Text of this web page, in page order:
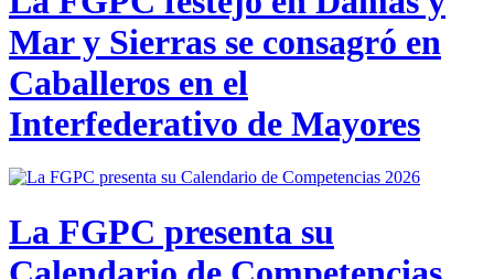
Mar y Sierras se consagró en
Caballeros en el
Interfederativo de Mayores
La FGPC presenta su